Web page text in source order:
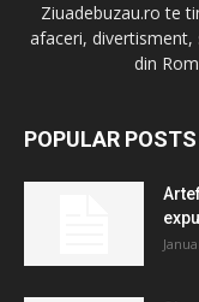
Ziuadebuzau.ro te
afaceri,
din
POPULAR POSTS